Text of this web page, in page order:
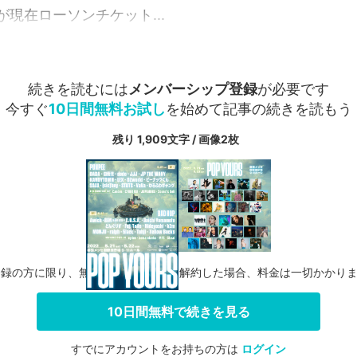
現在ローソンチケット...
続きを読むにはメンバーシップ登録が必要です
今すぐ10日間無料お試しを始めて記事の続きを読もう
残り 1,909文字 / 画像2枚
の方に限り、無料お試し期間中に解約した場合、料金は一切かかり
10日間無料で続きを見る
すでにアカウントをお持ちの方は ログイン